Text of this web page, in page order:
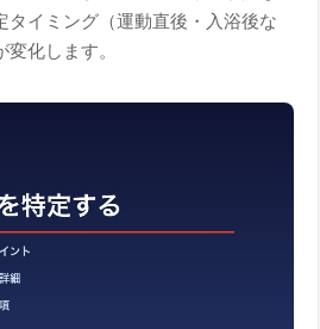
タイミング（運動直後・入浴後な
化します。